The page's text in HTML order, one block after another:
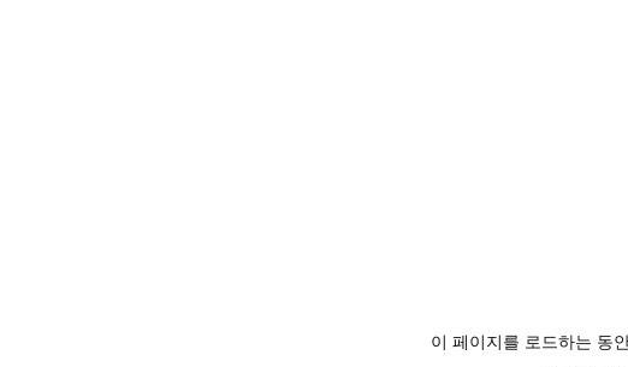
이 페이지를 로드하는 동